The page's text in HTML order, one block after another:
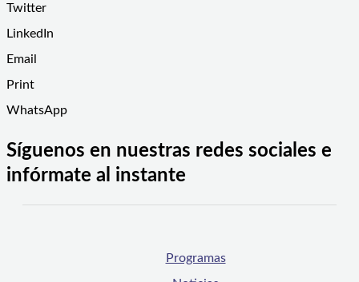
Twitter
LinkedIn
Email
Print
WhatsApp
Síguenos en nuestras redes sociales e
infórmate al instante
Programas